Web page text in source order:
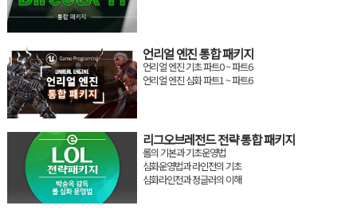
언리얼 엔진 통합 패키지
언리얼 엔진 기초 파트0 ~ 파트6
언리얼 엔진 심화 파트1 ~ 파트6
리그오브레전드 전략 통합 패키지
롤의 기본과 기초운영법
심화운영법과 라인전의 기초
심화라인전과 정글러의 이해